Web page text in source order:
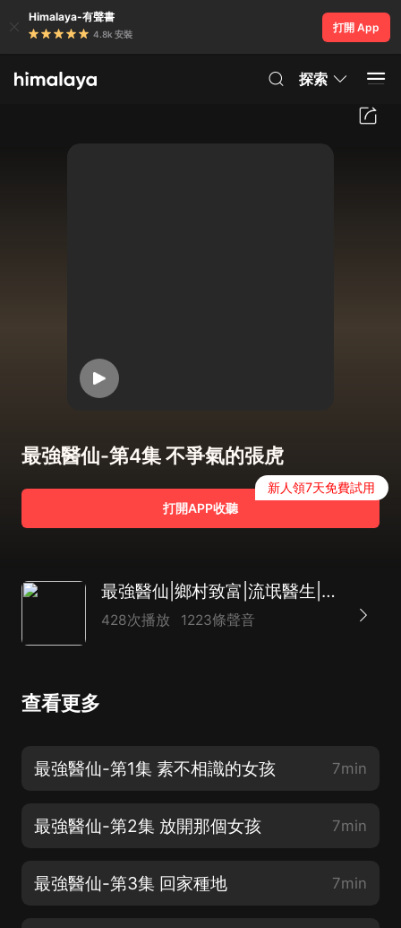
Himalaya-有聲書
4.8k 安裝
打開 App
探索
最強醫仙-第4集 不爭氣的張虎
打開APP收聽
新人領7天免費試用
最強醫仙|鄉村致富|流氓醫生|道仙|逆襲|AI多播
428次播放 1223條聲音
查看更多
最強醫仙-第1集 素不相識的女孩 7min
最強醫仙-第2集 放開那個女孩 7min
最強醫仙-第3集 回家種地 7min